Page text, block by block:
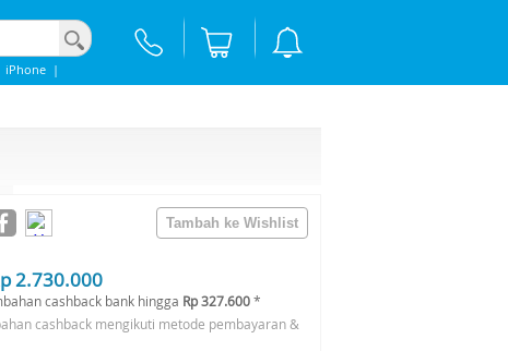
iPhone |
2.730.000
cashback bank hingga Rp 327.600*
cashback mengikuti metode pembayaran &